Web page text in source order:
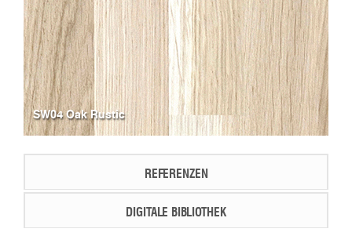
SW04 Oak Rustic
REFERENZEN
DIGITALE BIBLIOTHEK